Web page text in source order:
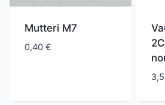
Mutteri M7
0,40 €